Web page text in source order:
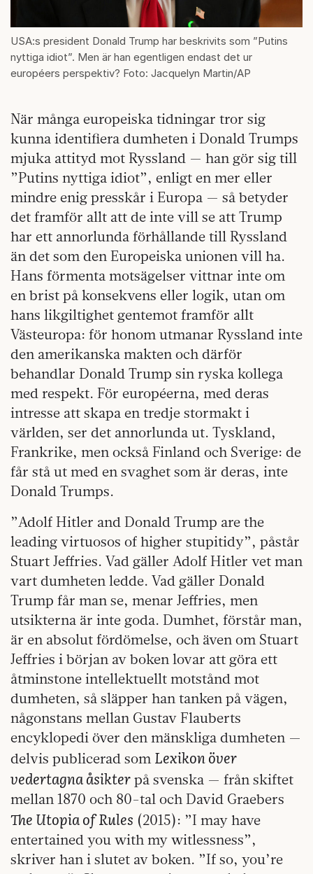
USA:s president Donald Trump har beskrivits som ”Putins
nyttiga idiot”. Men är han egentligen endast det ur
européers perspektiv? Foto: Jacquelyn Martin/AP
När många europeiska tidningar tror sig
kunna identifiera dumheten i Donald Trumps
mjuka attityd mot Ryssland — han gör sig till
”Putins nyttiga idiot”, enligt en mer eller
mindre enig presskår i Europa — så betyder
det framför allt att de inte vill se att Trump
har ett annorlunda förhållande till Ryssland
än det som den Europeiska unionen vill ha.
Hans förmenta motsägelser vittnar inte om
en brist på konsekvens eller logik, utan om
hans likgiltighet gentemot framför allt
Västeuropa: för honom utmanar Ryssland inte
den amerikanska makten och därför
behandlar Donald Trump sin ryska kollega
med respekt. För européerna, med deras
intresse att skapa en tredje stormakt i
världen, ser det annorlunda ut. Tyskland,
Frankrike, men också Finland och Sverige: de
får stå ut med en svaghet som är deras, inte
Donald Trumps.
”Adolf Hitler and Donald Trump are the
leading virtuosos of higher stupitidy”, påstår
Stuart Jeffries. Vad gäller Adolf Hitler vet man
vart dumheten ledde. Vad gäller Donald
Trump får man se, menar Jeffries, men
utsikterna är inte goda. Dumhet, förstår man,
är en absolut fördömelse, och även om Stuart
Jeffries i början av boken lovar att göra ett
åtminstone intellektuellt motstånd mot
dumheten, så släpper han tanken på vägen,
någonstans mellan Gustav Flauberts
encyklopedi över den mänskliga dumheten —
delvis publicerad som Lexikon över
vedertagna åsikter på svenska — från skiftet
mellan 1870 och 80-tal och David Graebers
The Utopia of Rules (2015): ”I may have
entertained you with my witlessness”,
skriver han i slutet av boken. ”If so, you’re